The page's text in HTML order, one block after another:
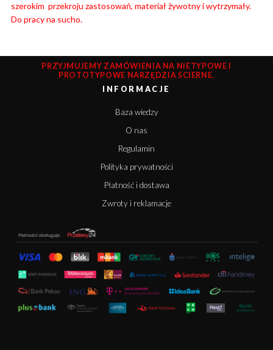
szerokim przekroju zastosowań, materiał żywotny i wytrzymały.
Do pracy na sucho.
PRZYJMUJEMY ZAMÓWIENIA NA NIETYPOWE I
PROTOTYPOWE NARZĘDZIA ŚCIERNE.
INFORMACJE
Baza wiedzy
O nas
Regulamin
Polityka prywatności
Płatność i dostawa
Zwroty i reklamacje